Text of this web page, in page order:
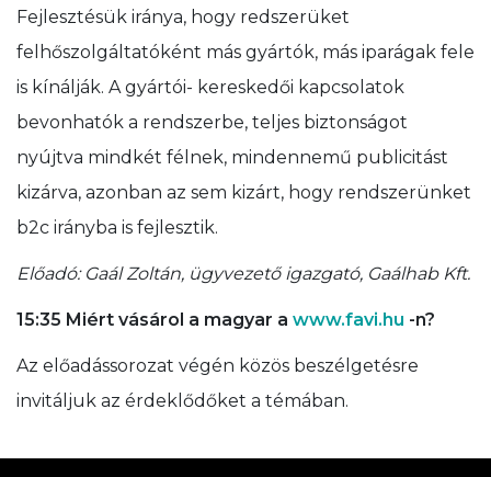
Fejlesztésük iránya, hogy redszerüket
felhőszolgáltatóként más gyártók, más iparágak fele
is kínálják. A gyártói- kereskedői kapcsolatok
bevonhatók a rendszerbe, teljes biztonságot
nyújtva mindkét félnek, mindennemű publicitást
kizárva, azonban az sem kizárt, hogy rendszerünket
b2c irányba is fejlesztik.
Előadó: Gaál Zoltán, ügyvezető igazgató, Gaálhab Kft.
15:35 Miért vásárol a magyar a www.favi.hu -n?
Az előadássorozat végén közös beszélgetésre
invitáljuk az érdeklődőket a témában.